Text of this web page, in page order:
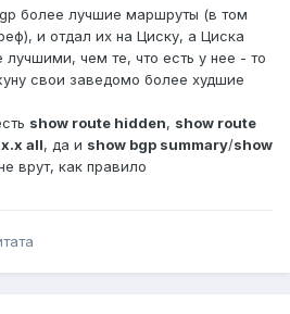
более лучшие маршруты (в том
и отдал их на Циску, а Циска
чем те, что есть у нее - то
свои заведомо более худшие
show route hidden, show route
all, да и show bgp summary/show
врут, как правило